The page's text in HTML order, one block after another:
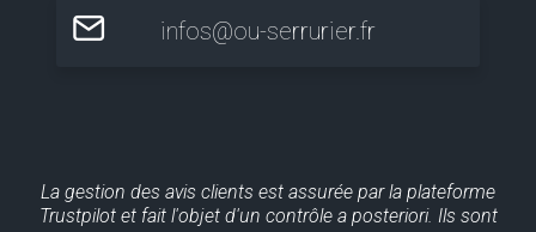
infos@ou-serrurier.fr
La gestion des avis clients est assurée par la plateforme
Trustpilot et fait l'objet d'un contrôle a posteriori. Ils sont